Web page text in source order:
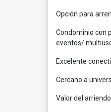
Opción para
Condominio con
eventos/
Excelente
Cercano a
Valor del